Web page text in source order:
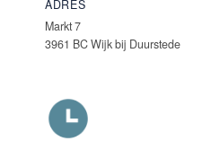
ADRES
Markt 7
3961 BC Wijk bij Duurstede